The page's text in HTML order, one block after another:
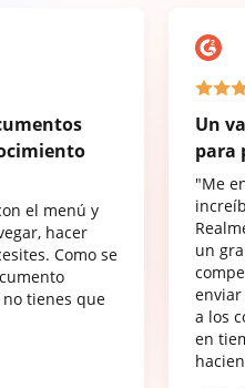
el menú y
hacer
Como se
tienes que
Un
para
"Me
un
a los
en